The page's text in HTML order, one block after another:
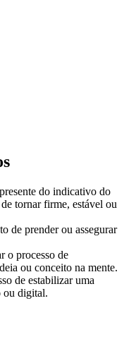
do indicativo do
tornar firme, estável ou
de prender ou assegurar
o processo de
ou conceito na mente.
de estabilizar uma
ou digital.